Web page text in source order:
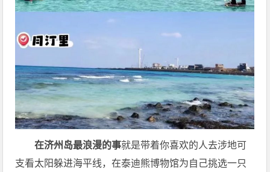
在济州岛最浪漫的事就是带着你喜欢的人去涉地可
支看太阳躲进海平线，在泰迪熊博物馆为自己挑选一只